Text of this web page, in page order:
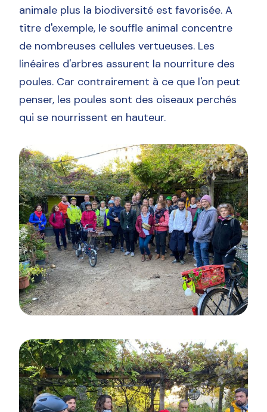
animale plus la biodiversité est favorisée. A
titre d'exemple, le souffle animal concentre
de nombreuses cellules vertueuses. Les
linéaires d'arbres assurent la nourriture des
poules. Car contrairement à ce que l'on peut
penser, les poules sont des oiseaux perchés
qui se nourrissent en hauteur.